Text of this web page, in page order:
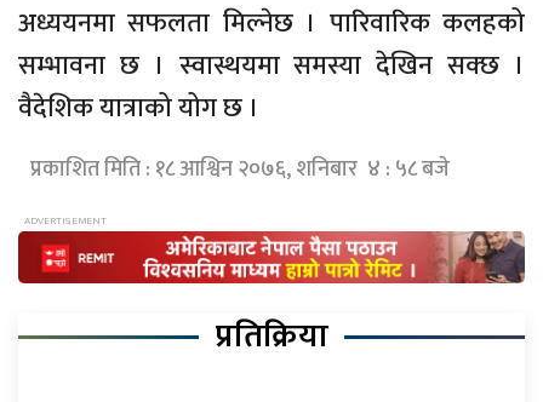
अध्ययनमा सफलता मिल्नेछ । पारिवारिक कलहको
सम्भावना छ । स्वास्थयमा समस्या देखिन सक्छ ।
वैदेशिक यात्राको योग छ ।
प्रकाशित मिति : १८ आश्विन २०७६, शनिबार ४ : ५८ बजे
प्रतिक्रिया